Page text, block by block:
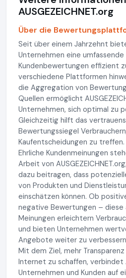
AUSGEZEICHNET.org
Über die
Seit über einem Jahrzehnt
Unternehmen eine umfassende
Kundenbewertungen effizient
verschiedene Plattformen
die Aggregation von
Quellen ermöglicht
Unternehmen, sich optimal zu
Gleichzeitig hilft das
Bewertungssiegel
Kaufentscheidungen zu treffen.
Ehrliche Kundenmeinungen
Arbeit von
dazu beitragen, dass
von Produkten und
einschätzen können. Ob
negative Bewertungen – diese
Meinungen erleichtern
und bieten Unternehmen
Angebote weiter zu
Mit dem Ziel, mehr
Internet zu schaffen, verbindet
Unternehmen und Kunden auf